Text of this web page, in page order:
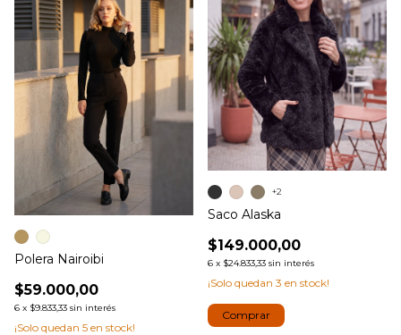
Polera Nairoibi
$59.000,00
6 x $9.833,33 sin interés
¡Solo quedan 5 en stock!
Saco Alaska
$149.000,00
6 x $24.833,33 sin interés
¡Solo quedan 3 en stock!
+2
Comprar